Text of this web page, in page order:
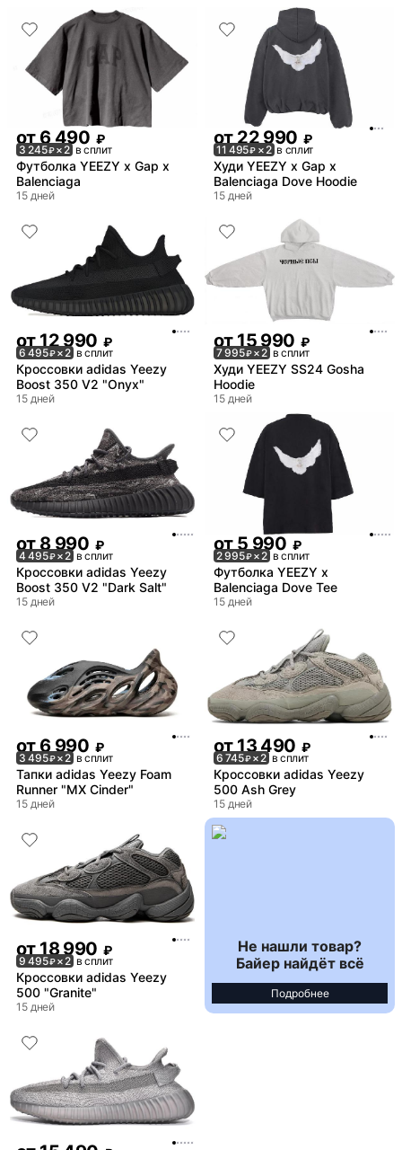
от6 490 ₽
3 245₽× 2 в сплит
Футболка YEEZY x Gap x
Balenciaga
15 дней
от22 990 ₽
11 495₽ × 2 в сплит
Худи YEEZY x Gap x
Balenciaga Dove Hoodie
15 дней
от12 990 ₽
6 495₽× 2 в сплит
Кроссовки adidas Yeezy
Boost 350 V2 "Onyx"
15 дней
от15 990 ₽
7 995₽× 2 в сплит
Худи YEEZY SS24 Gosha
Hoodie
15 дней
от 8 990 ₽
4 495₽× 2 в сплит
Кроссовки adidas Yeezy
Boost 350 V2 "Dark Salt"
15 дней
от 5 990 ₽
2 995₽× 2 в сплит
Футболка YEEZY x
Balenciaga Dove Tee
15 дней
от6 990 ₽
3 495₽× 2 в сплит
Тапки adidas Yeezy Foam
Runner "MX Cinder"
15 дней
от13 490 ₽
6 745₽× 2 в сплит
Кроссовки adidas Yeezy
500 Ash Grey
15 дней
от18 990 ₽
9 495₽× 2 в сплит
Кроссовки adidas Yeezy
500 "Granite"
15 дней
Не нашли товар?
Байер найдёт всё
Подробнее